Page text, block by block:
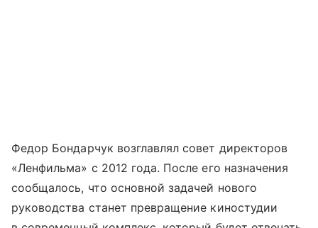
Федор Бондарчук возглавлял совет директоров
«Ленфильма» с 2012 года. После его назначения
сообщалось, что основной задачей нового
руководства станет превращение киностудии